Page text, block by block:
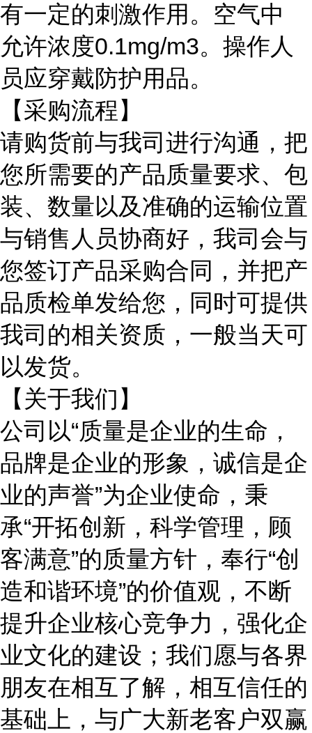
有一定的刺激作用。空气中
允许浓度0.1mg/m3。操作人
员应穿戴防护用品。
【采购流程】
请购货前与我司进行沟通，把
您所需要的产品质量要求、包
装、数量以及准确的运输位置
与销售人员协商好，我司会与
您签订产品采购合同，并把产
品质检单发给您，同时可提供
我司的相关资质，一般当天可
以发货。
【关于我们】
公司以“质量是企业的生命，
品牌是企业的形象，诚信是企
业的声誉”为企业使命，秉
承“开拓创新，科学管理，顾
客满意”的质量方针，奉行“创
造和谐环境”的价值观，不断
提升企业核心竞争力，强化企
业文化的建设；我们愿与各界
朋友在相互了解，相互信任的
基础上，与广大新老客户双赢